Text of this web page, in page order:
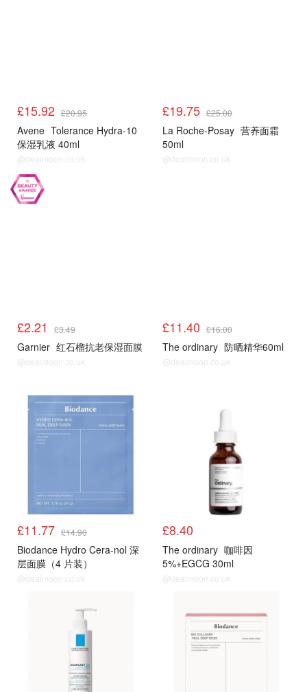
£15.92 £20.95
Avene Tolerance Hydra-10
保湿乳液 40ml
@dealmoon.co.uk
£19.75 £25.00
La Roche-Posay 营养面霜
50ml
@dealmoon.co.uk
LF
£2.21 £3.49
Garnier 红石榴抗老保湿面膜
@dealmoon.co.uk
£11.40 £16.00
The ordinary 防晒精华60ml
@dealmoon.co.uk
£11.77 £14.90
Biodance Hydro Cera-nol 深
层面膜（4 片装）
@dealmoon.co.uk
£8.40
The ordinary 咖啡因
5%+EGCG 30ml
@dealmoon.co.uk